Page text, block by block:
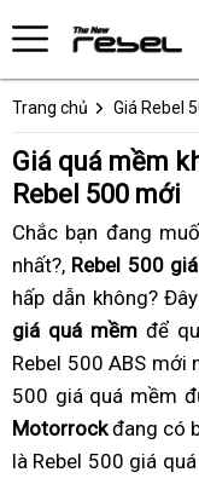
Trang chủ Giá Rebel
Giá quá mềm không tưởng quà khủng xe
Rebel 500 mới
Chắc bạn thanh
toán
đang xe
rebel
500
giá
mềm
quá
nhất?, Rebel 500
hấp dẫn khônggiá
rẻ
?
giá quá mềm để
Rebel 500 ABS mới
500 giá quá mềm
Motorrockđang có
là Rebel 500 giá